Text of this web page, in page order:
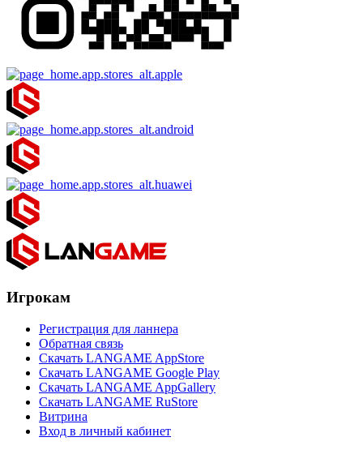
Игрокам
Регистрация для ланнера
Обратная связь
Скачать LANGAME AppStore
Скачать LANGAME Google Play
Скачать LANGAME AppGallery
Скачать LANGAME RuStore
Витрина
Вход в личный кабинет